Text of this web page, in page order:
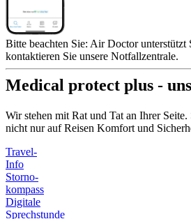
Bitte beachten Sie: Air Doctor
kontaktieren Sie unsere Notfallzentrale.
Medical protect plus -
Wir stehen mit Rat und Tat an Ihrer
nicht nur auf Reisen Komfort und
Travel-
Info
Storno-
kompass
Digitale
Sprechstunde